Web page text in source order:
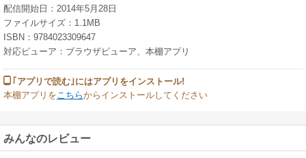
配信開始日：2014年5月28日
ファイルサイズ：1.1MB
ISBN：9784023309647
対応ビューア：ブラウザビューア、本棚アプリ
｢アプリで読む｣にはアプリをインストール!
本棚アプリを こちらからインストールしてください
みんなのレビュー